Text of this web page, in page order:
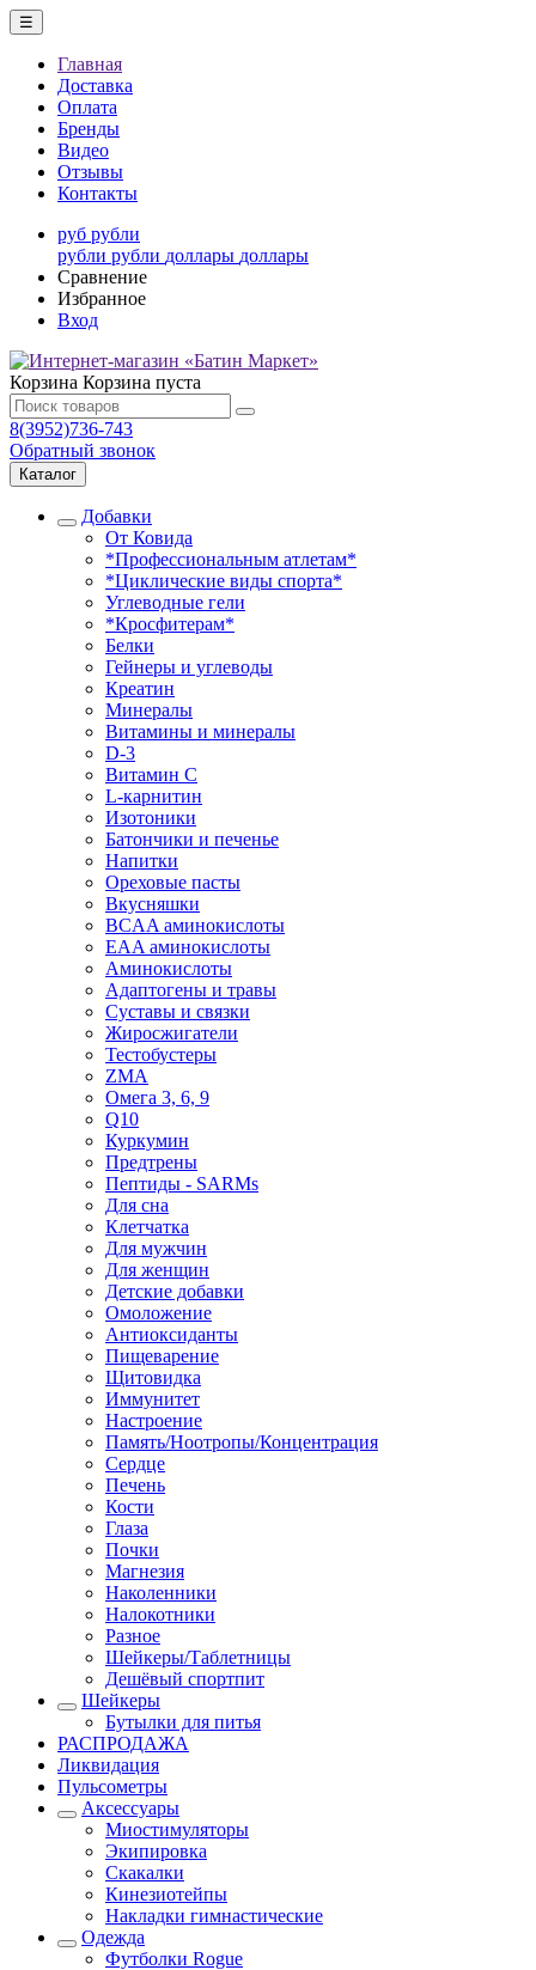
☰
Главная
Доставка
Оплата
Бренды
Видео
Отзывы
Контакты
руб рубли
рубли рубли доллары доллары
Сравнение
Избранное
Вход
Корзина Корзина пуста
8(3952)736-743
Обратный звонок
Каталог
Добавки
От Ковида
*Профессиональным атлетам*
*Циклические виды спорта*
Углеводные гели
*Кросфитерам*
Белки
Гейнеры и углеводы
Креатин
Минералы
Витамины и минералы
D-3
Витамин С
L-карнитин
Изотоники
Батончики и печенье
Напитки
Ореховые пасты
Вкусняшки
BCAA аминокислоты
EAA аминокислоты
Аминокислоты
Адаптогены и травы
Суставы и связки
Жиросжигатели
Тестобустеры
ZMA
Омега 3, 6, 9
Q10
Куркумин
Предтрены
Пептиды - SARMs
Для сна
Клетчатка
Для мужчин
Для женщин
Детские добавки
Омоложение
Антиоксиданты
Пищеварение
Щитовидка
Иммунитет
Настроение
Память/Ноотропы/Концентрация
Сердце
Печень
Кости
Глаза
Почки
Магнезия
Наколенники
Налокотники
Разное
Шейкеры/Таблетницы
Дешёвый спортпит
Шейкеры
Бутылки для питья
РАСПРОДАЖА
Ликвидация
Пульсометры
Аксессуары
Миостимуляторы
Экипировка
Скакалки
Кинезиотейпы
Накладки гимнастические
Одежда
Футболки Rogue